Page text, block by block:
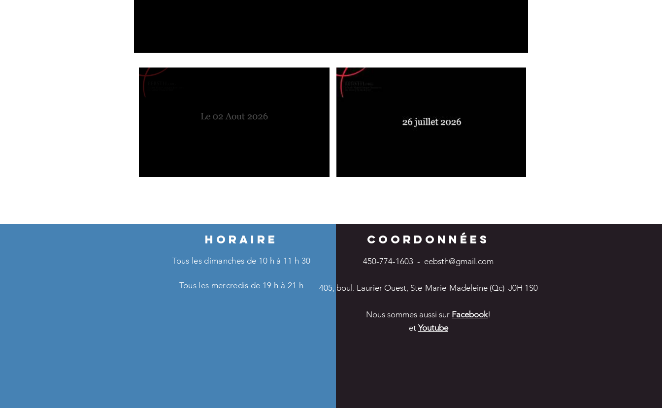
HORAIRE
Tous les dimanches de 10 h à 11 h 30
Tous les mercredis de 19 h à 21 h
COORDONNÉES
450-774-1603 - eebsth@gmail.com
405, boul. Laurier Ouest, Ste-Marie-Madeleine (Qc) J0H 1S0
Nous sommes aussi sur Facebook!
etYoutube